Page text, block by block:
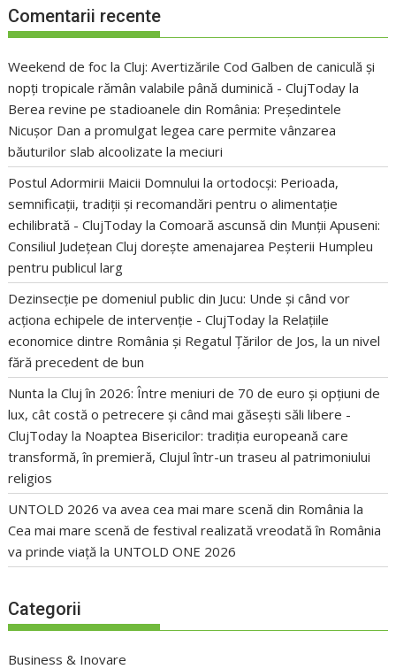
Comentarii recente
Weekend de foc la Cluj: Avertizările Cod Galben de caniculă și
nopți tropicale rămân valabile până duminică - ClujToday la
Berea revine pe stadioanele din România: Președintele
Nicușor Dan a promulgat legea care permite vânzarea
băuturilor slab alcoolizate la meciuri
Postul Adormirii Maicii Domnului la ortodocși: Perioada,
semnificații, tradiții și recomandări pentru o alimentație
echilibrată - ClujToday laComoară ascunsă din Munții Apuseni:
Consiliul Județean Cluj dorește amenajarea Peșterii Humpleu
pentru publicul larg
Dezinsecție pe domeniul public din Jucu: Unde și când vor
acționa echipele de intervenție - ClujToday la Relațiile
economice dintre România și Regatul Țărilor de Jos, la un nivel
fără precedent de bun
Nunta la Cluj în 2026: Între meniuri de 70 de euro și opțiuni de
lux, cât costă o petrecere și când mai găsești săli libere -
ClujToday la Noaptea Bisericilor: tradiția europeană care
transformă, în premieră, Clujul într-un traseu al patrimoniului
religios
UNTOLD 2026 va avea cea mai mare scenă din România la
Cea mai mare scenă de festival realizată vreodată în România
va prinde viață la UNTOLD ONE 2026
Categorii
Business & Inovare